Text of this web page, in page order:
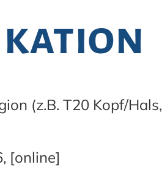
(z.B. T20 Kopf/Hals,
[online]